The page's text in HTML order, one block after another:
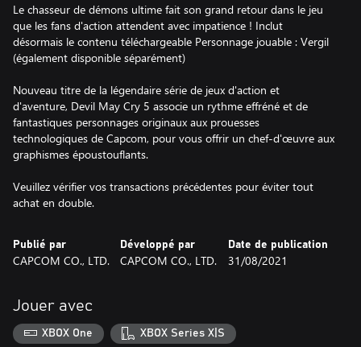
Le chasseur de démons ultime fait son grand retour dans le jeu
que les fans d'action attendent avec impatience ! Inclut
désormais le contenu téléchargeable Personnage jouable : Vergil
(également disponible séparément)
Nouveau titre de la légendaire série de jeux d'action et
d'aventure, Devil May Cry 5 associe un rythme effréné et de
fantastiques personnages originaux aux prouesses
technologiques de Capcom, pour vous offrir un chef-d'œuvre aux
graphismes époustouflants.
Veuillez vérifier vos transactions précédentes pour éviter tout
achat en double.
Publié par
CAPCOM CO., LTD.
Développé par
CAPCOM CO., LTD.
Date de publication
31/08/2021
Jouer avec
XBOX One XBOX Series X|S